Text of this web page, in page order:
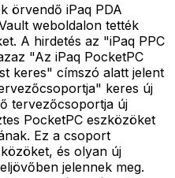
örvendő iPaq PDA
weboldalon tették
A hirdetés az "iPaq PPC
"Az iPaq PocketPC
keres" címszó alatt jelent
keres új
tervezőcsoportja új
PocketPC eszközöket
Ez a csoport
és olyan új
jelennek meg.